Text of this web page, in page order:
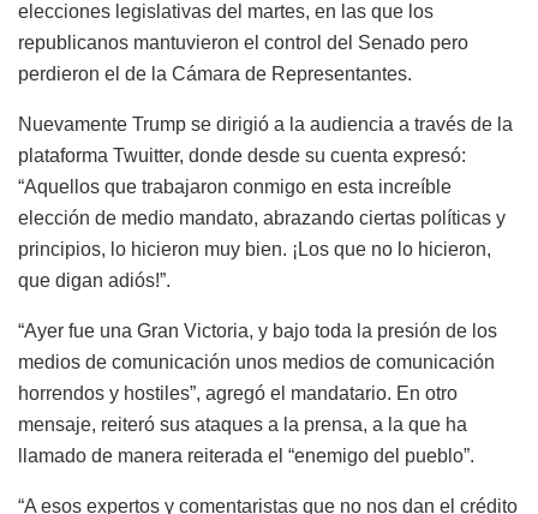
elecciones legislativas del martes, en las que los
republicanos mantuvieron el control del Senado pero
perdieron el de la Cámara de Representantes.
Nuevamente Trump se dirigió a la audiencia a través de la
plataforma Twuitter, donde desde su cuenta expresó:
“Aquellos que trabajaron conmigo en esta increíble
elección de medio mandato, abrazando ciertas políticas y
principios, lo hicieron muy bien. ¡Los que no lo hicieron,
que digan adiós!”.
“Ayer fue una Gran Victoria, y bajo toda la presión de los
medios de comunicación unos medios de comunicación
horrendos y hostiles”, agregó el mandatario. En otro
mensaje, reiteró sus ataques a la prensa, a la que ha
llamado de manera reiterada el “enemigo del pueblo”.
“A esos expertos y comentaristas que no nos dan el crédito